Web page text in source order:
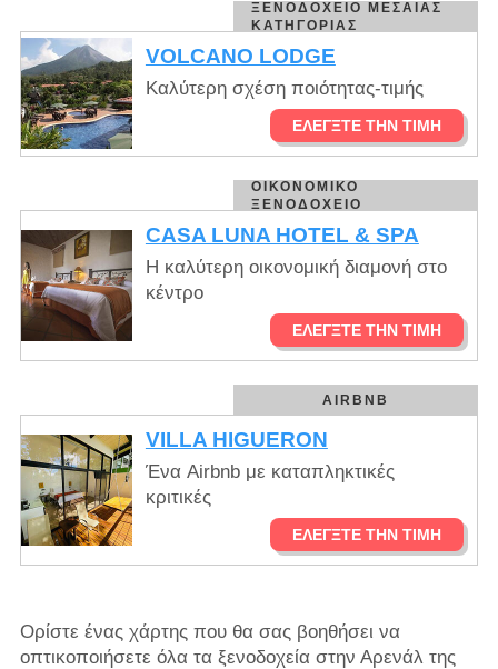
ΞΕΝΟΔΟΧΕΊΟ ΜΕΣΑΊΑΣ
ΚΑΤΗΓΟΡΊΑΣ
VOLCANO LODGE
Καλύτερη σχέση ποιότητας-τιμής
ΕΛΈΓΞΤΕ ΤΗΝ ΤΙΜΉ
ΟΙΚΟΝΟΜΙΚΌ
ΞΕΝΟΔΟΧΕΊΟ
CASA LUNA HOTEL & SPA
Η καλύτερη οικονομική διαμονή στο
κέντρο
ΕΛΈΓΞΤΕ ΤΗΝ ΤΙΜΉ
AIRBNB
VILLA HIGUERON
Ένα Airbnb με καταπληκτικές
κριτικές
ΕΛΈΓΞΤΕ ΤΗΝ ΤΙΜΉ
Ορίστε ένας χάρτης που θα σας βοηθήσει να
οπτικοποιήσετε όλα τα ξενοδοχεία στην Αρενάλ της